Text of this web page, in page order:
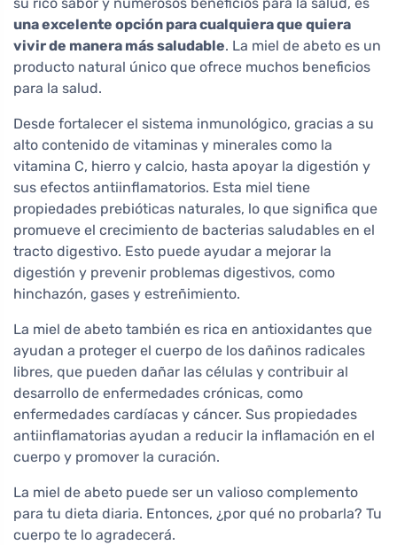
una excelente opción para cualquiera que quiera
vivir de manera más saludable. La miel de abeto es un
producto natural único que ofrece muchos beneficios
para la salud.
Desde fortalecer el sistema inmunológico, gracias a su
alto contenido de vitaminas y minerales como la
vitamina C, hierro y calcio, hasta apoyar la digestión y
sus efectos antiinflamatorios. Esta miel tiene
propiedades prebióticas naturales, lo que significa que
promueve el crecimiento de bacterias saludables en el
tracto digestivo. Esto puede ayudar a mejorar la
digestión y prevenir problemas digestivos, como
hinchazón, gases y estreñimiento.
La miel de abeto también es rica en antioxidantes que
ayudan a proteger el cuerpo de los dañinos radicales
libres, que pueden dañar las células y contribuir al
desarrollo de enfermedades crónicas, como
enfermedades cardíacas y cáncer. Sus propiedades
antiinflamatorias ayudan a reducir la inflamación en el
cuerpo y promover la curación.
La miel de abeto puede ser un valioso complemento
para tu dieta diaria. Entonces, ¿por qué no probarla? Tu
cuerpo te lo agradecerá.